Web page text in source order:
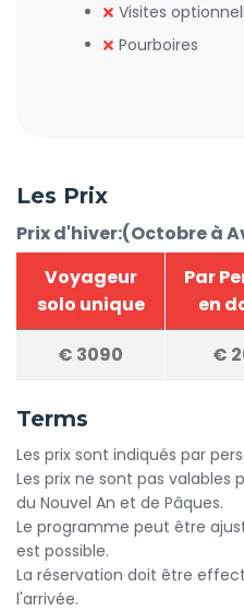
Visites
Pourboires
Les Prix
Prix d'hiver:(Octobre à
Voyageur
solo unique
Par
en
€ 3090 €
Terms
Les prix sont indiqués par
Les prix ne sont pas valables
du Nouvel An et de Pâques.
Le programme peut être
est possible.
La réservation doit être
l'arrivée.